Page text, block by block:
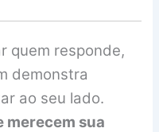
quem responde,
demonstra
ao seu lado.
merecem sua